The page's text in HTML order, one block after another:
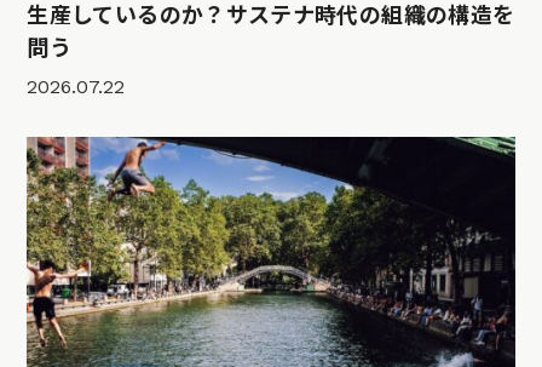
生産しているのか？サステナ時代の組織の構造を
問う
2026.07.22